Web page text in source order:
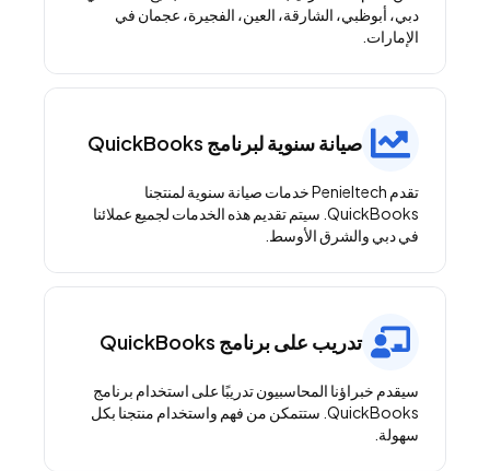
دبي، أبوظبي، الشارقة، العين، الفجيرة، عجمان في
الإمارات.
صيانة سنوية لبرنامج QuickBooks
تقدم Penieltech خدمات صيانة سنوية لمنتجنا
QuickBooks. سيتم تقديم هذه الخدمات لجميع عملائنا
في دبي والشرق الأوسط.
تدريب على برنامج QuickBooks
سيقدم خبراؤنا المحاسبيون تدريبًا على استخدام برنامج
QuickBooks. ستتمكن من فهم واستخدام منتجنا بكل
سهولة.